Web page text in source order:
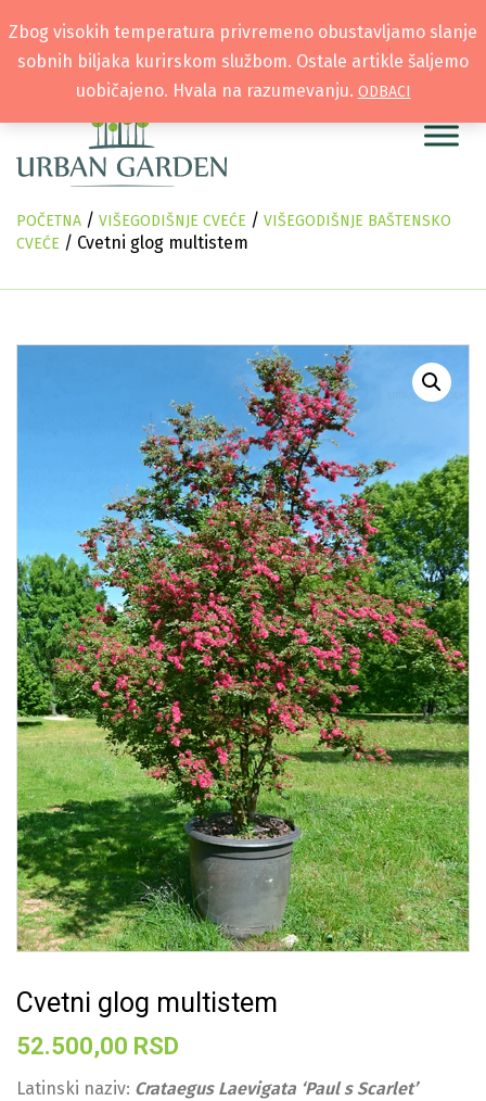
POČETNA / VIŠEGODIŠNJE CVEĆE / VIŠEGODIŠNJE BAŠTENSKO
CVEĆE / Cvetni glog multistem
Cvetni glog multistem
52.500,00 RSD
Latinski naziv: Crataegus Laevigata ‘Paul s Scarlet’
Zbog visokih temperatura privremeno obustavljamo slanje
sobnih biljaka kurirskom službom. Ostale artikle šaljemo
uobičajeno. Hvala na razumevanju. ODBACI